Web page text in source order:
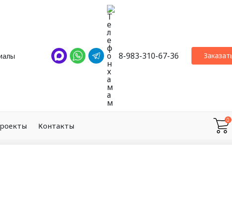
8-983-310-67-36
Контакты
0